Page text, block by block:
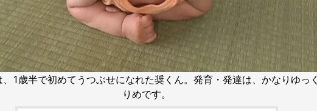
1歳半で初めてうつぶせになれた奨くん。発育・発達は、かなりゆっく
りめです。